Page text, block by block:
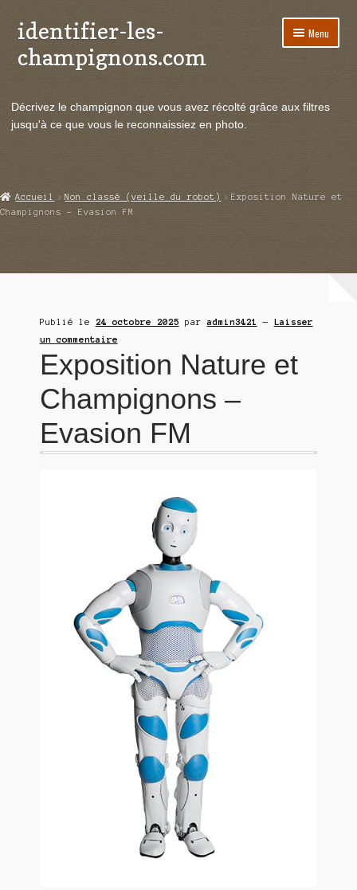
Aller
à
la
Aller
au
contenu
identifier-les-
champignons.com
Menu
le
Actualités
menu
Echanges et contacts
Ouvrir
Décrivez le champignon que vous avez récolté grâce aux filtres
jusqu'à ce que vous le reconnaissiez en photo.
Accueil Non classé (veille du robot)
Exposition Nature et
Champignons – Evasion FM
Publié le 24 octobre 2025 paradmin3421 — Laisser
un commentaire
Exposition Nature et
Champignons –
Evasion FM